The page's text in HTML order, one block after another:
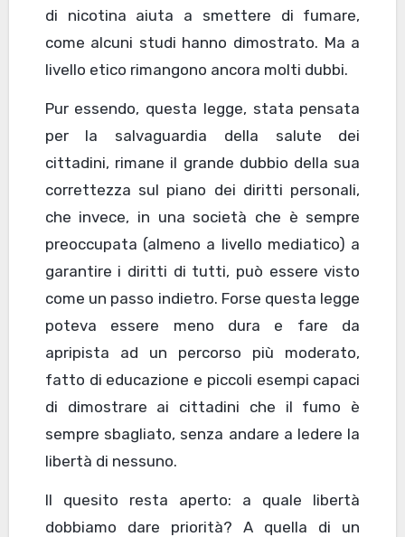
di nicotina aiuta a smettere di fumare,
come alcuni studi hanno dimostrato. Ma a
livello etico rimangono ancora molti dubbi.
Pur essendo, questa legge, stata pensata
per la salvaguardia della salute dei
cittadini, rimane il grande dubbio della sua
correttezza sul piano dei diritti personali,
che invece, in una società che è sempre
preoccupata (almeno a livello mediatico) a
garantire i diritti di tutti, può essere visto
come un passo indietro. Forse questa legge
poteva essere meno dura e fare da
apripista ad un percorso più moderato,
fatto di educazione e piccoli esempi capaci
di dimostrare ai cittadini che il fumo è
sempre sbagliato, senza andare a ledere la
libertà di nessuno.
Il quesito resta aperto: a quale libertà
dobbiamo dare priorità? A quella di un